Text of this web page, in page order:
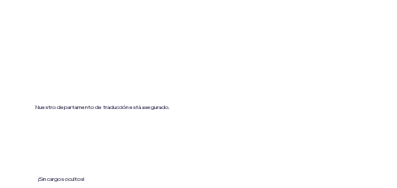
Nuestro departamento de traducción está asegurado.
¡Sin cargos ocultos!